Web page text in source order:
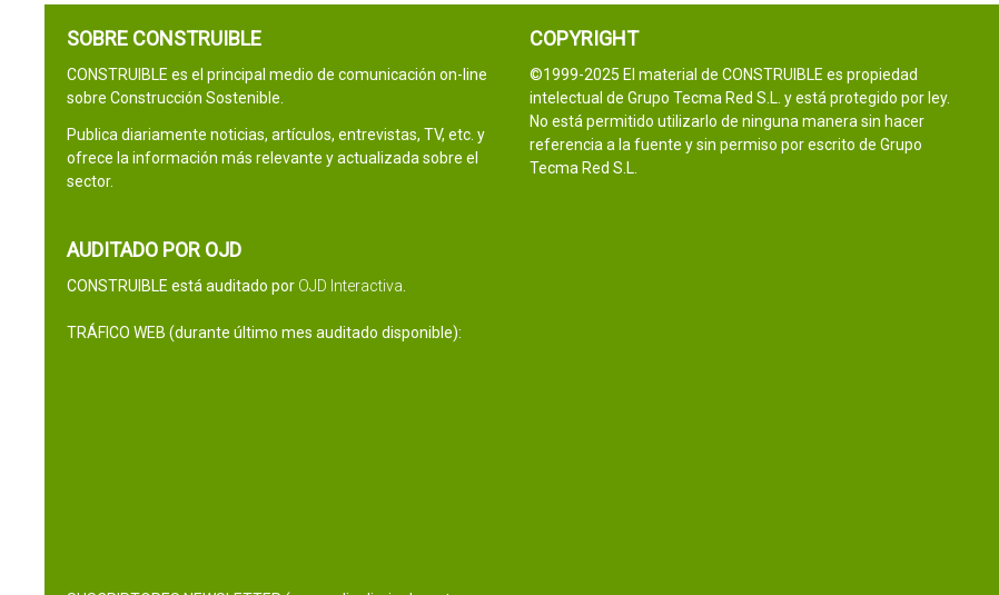
SOBRE CONSTRUIBLE
CONSTRUIBLE es el principal medio de comunicación on-line
sobre Construcción Sostenible.
Publica diariamente noticias, artículos, entrevistas, TV, etc. y
ofrece la información más relevante y actualizada sobre el
sector.
AUDITADO POR OJD
CONSTRUIBLE está auditado por OJD Interactiva
TRÁFICO WEB (durante último mes auditado disponible):
COPYRIGHT
©1999-2025 El material de CONSTRUIBLE es propiedad
intelectual de Grupo Tecma Red S.L. y está protegido por ley.
No está permitido utilizarlo de ninguna manera sin hacer
referencia a la fuente y sin permiso por escrito de Grupo
Tecma Red S.L.